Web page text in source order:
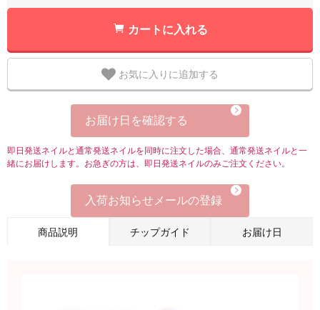
カートに入れる
お気に入りに追加する
お届け日を確認する
即日発送ネイルと通常発送ネイルを同時に注文した場合、通常発送ネイルと一
緒にお届けします。お急ぎの方は、即日発送ネイルのみご注文ください。
入荷お知らせメールの登録
商品説明 チップガイド お届け日